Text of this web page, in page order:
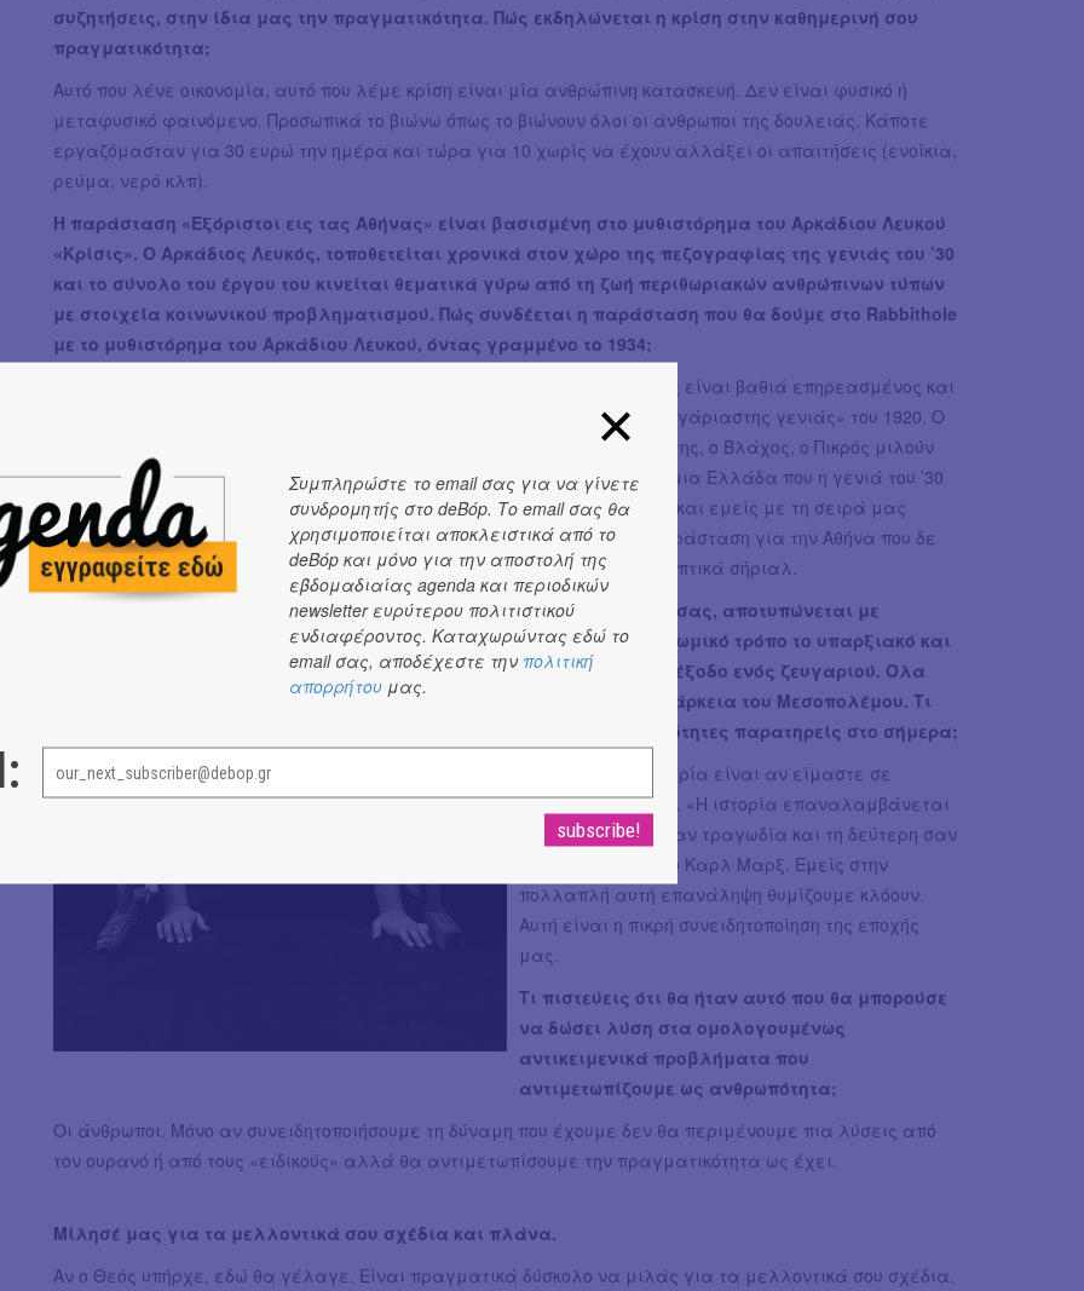
συζητήσεις, στην ίδια μας την πραγματικότητα. Πώς εκδηλώνεται η κρίση στην καθημερινή σου
πραγματικότητα;
Αυτό που λένε οικονομία, αυτό που λέμε κρίση είναι μία ανθρώπινη κατασκευή. Δεν είναι φυσικό ή
μεταφυσικό φαινόμενο. Προσωπικά το βιώνω όπως το βιώνουν όλοι οι άνθρωποι της δουλειάς. Κάποτε
εργαζόμασταν για 30 ευρώ την ημέρα και τώρα για 10 χωρίς να έχουν αλλάξει οι απαιτήσεις (ενοίκια,
ρεύμα, νερό κλπ).
Η παράσταση «Εξόριστοι εις τας Αθήνας» είναι βασισμένη στο μυθιστόρημα του Αρκάδιου Λευκού
«Κρίσις». Ο Αρκάδιος Λευκός, τοποθετείται χρονικά στον χώρο της πεζογραφίας της γενιάς του ’30
και το σύνολο του έργου του κινείται θεματικά γύρω από τη ζωή περιθωριακών ανθρώπινων τύπων
με στοιχεία κοινωνικού προβληματισμού. Πώς συνδέεται η παράσταση που θα δούμε στο Rabbithole
με το μυθιστόρημα του Αρκάδιου Λευκού, όντας γραμμένο το 1934;
Ο Αρκάδιος Λευκός είναι βαθιά επηρεασμένος και
γέννημα της «αλογάριαστης γενιάς» του 1920. Ο
Ζάρκος, ο Παρωρίτης, ο Βλάχος, ο Πικρός μιλούν
και γράφουν για μια Ελλάδα που η γενιά του ’30
αποσιώπησε. Έτσι και εμείς με τη σειρά μας
φτιάξαμε μία παράσταση για την Αθήνα που δε
δείχνουν τα τηλεοπτικά σήριαλ.
Στην παράσταση σας, αποτυπώνεται με
σαρκαστικό και κωμικό τρόπο το υπαρξιακό και
βιοποριστικό αδιέξοδο ενός ζευγαριού. Όλα
αυτά κατά την διάρκεια του Μεσοπολέμου. Τι
διαφορές ή ομοιότητες παρατηρείς στο σήμερα;
Η πραγματική απορία είναι αν είμαστε σε
Μεσοπόλεμο ή όχι. «Η ιστορία επαναλαμβάνεται
την πρώτη φορά σαν τραγωδία και τη δεύτερη σαν
φάρσα» έγραψε ο Καρλ Μαρξ. Εμείς στην
πολλαπλή αυτή επανάληψη θυμίζουμε κλόουν.
Αυτή είναι η πικρή συνειδητοποίηση της εποχής
μας.
Τι πιστεύεις ότι θα ήταν αυτό που θα μπορούσε
να δώσει λύση στα ομολογουμένως
αντικειμενικά προβλήματα που
αντιμετωπίζουμε ως ανθρωπότητα;
Οι άνθρωποι. Μόνο αν συνειδητοποιήσουμε τη δύναμη που έχουμε δεν θα περιμένουμε πια λύσεις από
τον ουρανό ή από τους «ειδικούς» αλλά θα αντιμετωπίσουμε την πραγματικότητα ως έχει.
Μίλησέ μας για τα μελλοντικά σου σχέδια και πλάνα.
Αν ο Θεός υπήρχε, εδώ θα γέλαγε. Είναι πραγματικά δύσκολο να μιλάς για τα μελλοντικά σου σχέδια.
Συμπληρώστε το email σας για να γίνετε
συνδρομητής στο deBόp. Το email σας θα
χρησιμοποιείται αποκλειστικά από το
deBόp και μόνο για την αποστολή της
εβδομαδιαίας agenda και περιοδικών
newsletter ευρύτερου πολιτιστικού
ενδιαφέροντος. Καταχωρώντας εδώ το
email σας, αποδέχεστε την πολιτική
απορρήτου μας.